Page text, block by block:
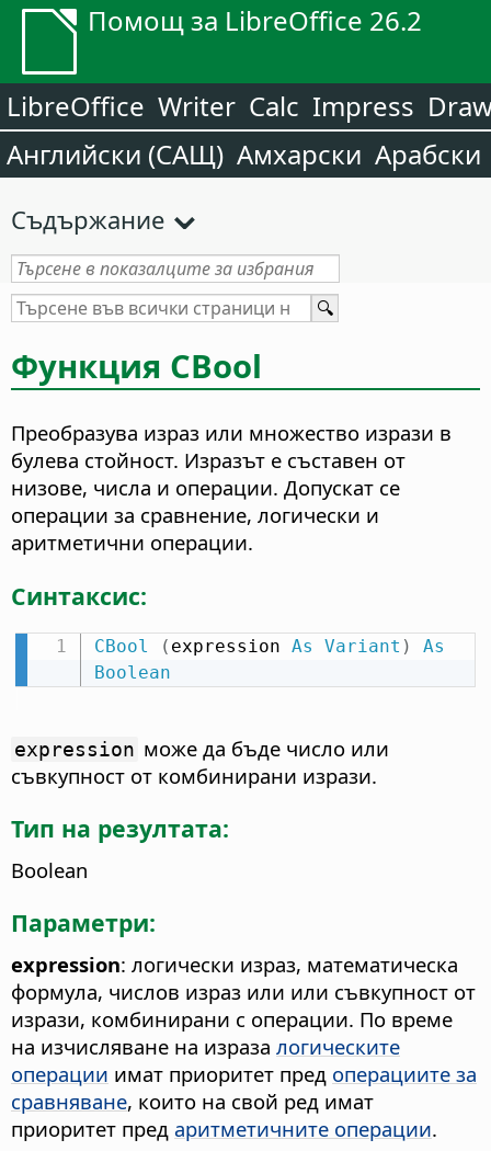
Помощ за LibreOffice 26.2
LibreOffice Writer Calc Impress
Английски (САЩ) Амхарски Арабски
Съдържание
Функция CBool
Преобразува израз или множество изрази в
булева стойност. Изразът е съставен от
низове, числа и операции. Допускат се
операции за сравнение, логически и
аритметични операции.
Синтаксис:
CBool ( expression As Variant )
As
Boolean
expression може да бъде число или
съвкупност от комбинирани изрази.
Тип на резултата:
Boolean
Параметри:
expression: логически израз, математическа
формула, числов израз или или съвкупност от
изрази, комбинирани с операции. По време
на изчисляване на израза логическите
операции имат приоритет пред операциите за
сравняване, които на свой ред имат
приоритет пред аритметичните операции.